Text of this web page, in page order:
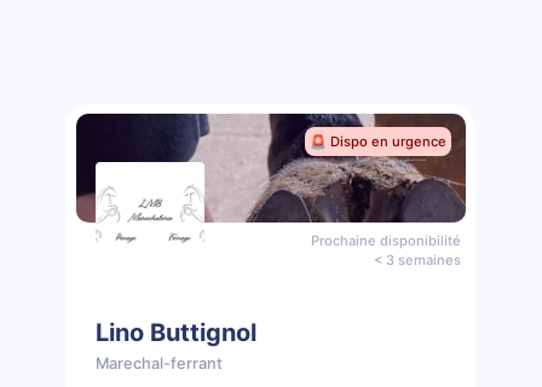
🚨 Dispo en urgence
Prochaine disponibilité
< 3 semaines
Lino Buttignol
Marechal-ferrant